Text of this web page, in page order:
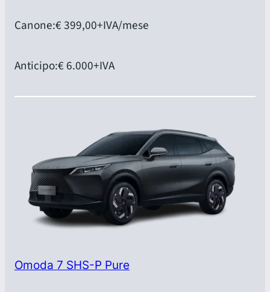
Canone:€ 399,00+IVA/mese
Anticipo:€ 6.000+IVA
Omoda 7 SHS-P Pure